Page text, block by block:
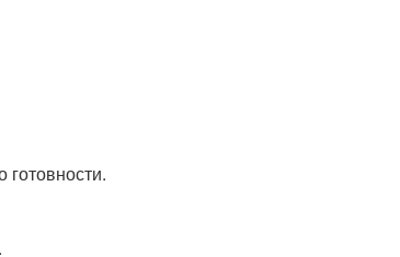
готовности.